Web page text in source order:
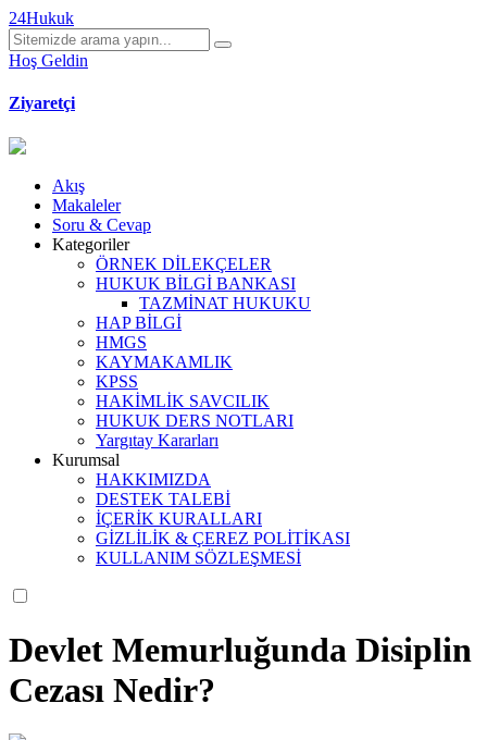
24Hukuk
Hoş Geldin
Ziyaretçi
Akış
Makaleler
Soru & Cevap
Kategoriler
ÖRNEK DİLEKÇELER
HUKUK BİLGİ BANKASI
TAZMİNAT HUKUKU
HAP BİLGİ
HMGS
KAYMAKAMLIK
KPSS
HAKİMLİK SAVCILIK
HUKUK DERS NOTLARI
Yargıtay Kararları
Kurumsal
HAKKIMIZDA
DESTEK TALEBİ
İÇERİK KURALLARI
GİZLİLİK & ÇEREZ POLİTİKASI
KULLANIM SÖZLEŞMESİ
Devlet Memurluğunda Disiplin
Cezası Nedir?